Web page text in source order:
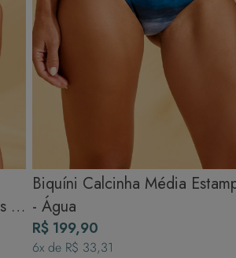
-
Biquíni Calcinha Média
- Água
R$ 199,90
6x de R$ 33,31